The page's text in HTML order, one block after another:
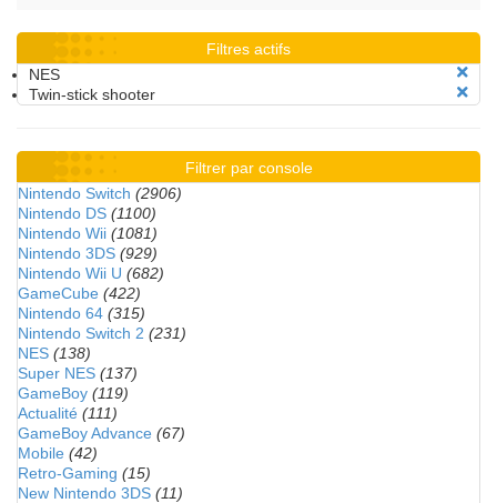
Filtres actifs
NES
Twin-stick shooter
Filtrer par console
Nintendo Switch (2906)
Nintendo DS (1100)
Nintendo Wii (1081)
Nintendo 3DS (929)
Nintendo Wii U (682)
GameCube (422)
Nintendo 64 (315)
Nintendo Switch 2 (231)
NES (138)
Super NES (137)
GameBoy (119)
Actualité (111)
GameBoy Advance (67)
Mobile (42)
Retro-Gaming (15)
New Nintendo 3DS (11)